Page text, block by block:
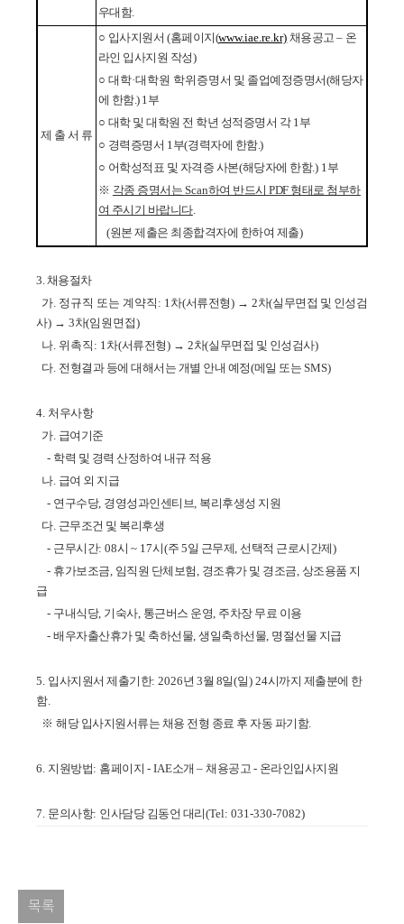
우대함.
제 출 서 류
○ 입사지원서 (홈페이지(www.iae.re.kr) 채용공고– 온
라인 입사지원 작성)
○ 대학·대학원 학위증명서 및 졸업예정증명서(해당자
에 한함.) 1부
○ 대학 및 대학원 전 학년 성적증명서 각 1부
○ 경력증명서 1부(경력자에 한함.)
○ 어학성적표 및 자격증 사본(해당자에 한함.) 1부
※ 각종 증명서는 Scan하여 반드시 PDF 형태로 첨부하
여 주시기 바랍니다.
(원본 제출은 최종합격자에 한하여 제출)
3.채용절차
가. 정규직 또는 계약직: 1차(서류전형) → 2차(실무면접 및 인성검
사) → 3차(임원면접)
나. 위촉직: 1차(서류전형) → 2차(실무면접 및 인성검사)
다. 전형결과 등에 대해서는 개별 안내 예정(메일 또는 SMS)
4. 처우사항
가. 급여기준
- 학력 및 경력 산정하여 내규 적용
나. 급여 외 지급
- 연구수당, 경영성과인센티브, 복리후생성 지원
다. 근무조건 및 복리후생
- 근무시간: 08시 ~ 17시(주 5일 근무제, 선택적 근로시간제)
- 휴가보조금, 임직원 단체보험, 경조휴가 및 경조금, 상조용품 지
급
- 구내식당, 기숙사, 통근버스 운영, 주차장 무료 이용
- 배우자출산휴가 및 축하선물, 생일축하선물, 명절선물 지급
5. 입사지원서 제출기한: 2026년 3월 8일(일) 24시까지 제출분에 한
함.
※ 해당 입사지원서류는 채용 전형 종료 후 자동 파기함.
6. 지원방법: 홈페이지 - IAE소개 – 채용공고 - 온라인입사지원
7. 문의사항: 인사담당 김동언 대리(Tel: 031-330-7082)
목록